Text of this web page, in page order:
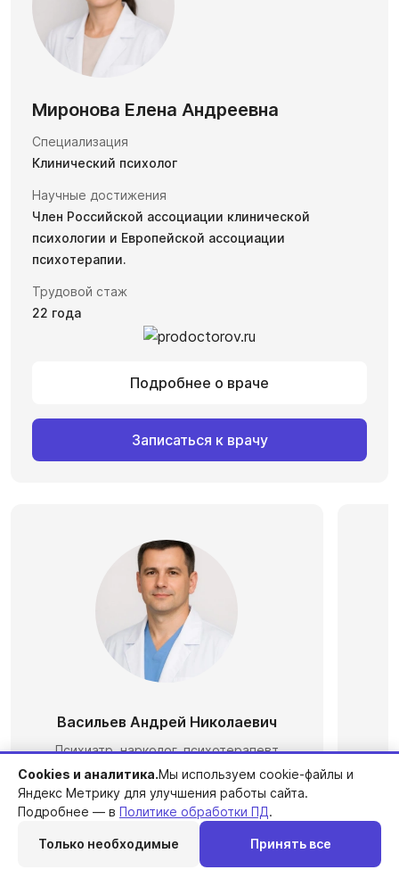
Миронова Елена Андреевна
Специализация
Клинический психолог
Научные достижения
Член Российской ассоциации клинической
психологии и Европейской ассоциации
психотерапии.
Трудовой стаж
22 года
Подробнее о враче
Записаться к врачу
Васильев Андрей Николаевич
Психиатр, нарколог, психотерапевт
Трудовой стаж: 23 года
Подробнее о враче
Cookies и аналитика.Мы используем cookie-файлы и
Яндекс Метрику для улучшения работы сайта.
Подробнее — в Политике обработки ПД.
Только необходимые Принять все